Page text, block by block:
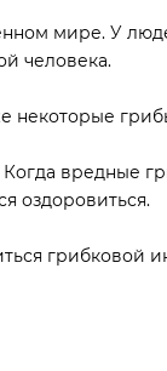
мире. У
человека.
некоторые
вредные
оздоровиться.